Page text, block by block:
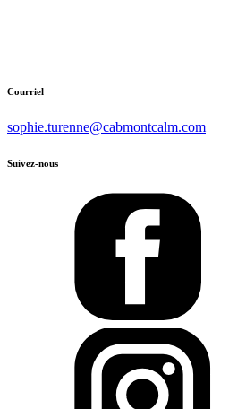
Courriel
sophie.turenne@cabmontcalm.com
Suivez-nous